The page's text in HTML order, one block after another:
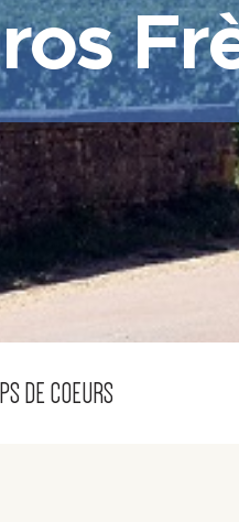
DE COEURS